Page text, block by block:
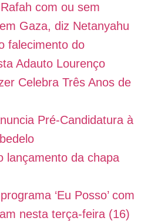
com ou sem
Gaza, diz Netanyahu
falecimento do
Adauto Lourenço
Celebra Três Anos de
Pré-Candidatura à
lançamento da chapa
‘Eu Posso’ com
nesta terça-feira (16)